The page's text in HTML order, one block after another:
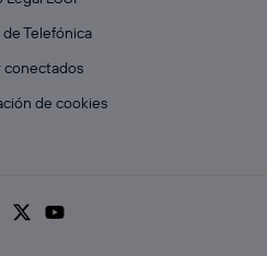
Telefónica
conectados
de cookies